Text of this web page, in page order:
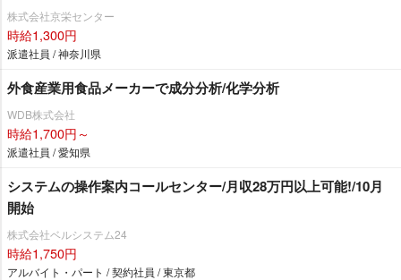
株式会社京栄センター
時給1,300円
派遣社員 / 神奈川県
外食産業用食品メーカーで成分分析/化学分析
WDB株式会社
時給1,700円～
派遣社員 / 愛知県
システムの操作案内コールセンター/月収28万円以上可能!/10月
開始
株式会社ベルシステム24
時給1,750円
アルバイト・パート / 契約社員 / 東京都